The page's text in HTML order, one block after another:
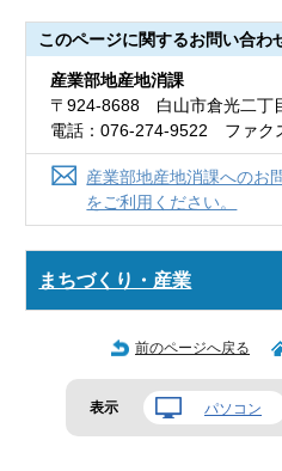
このページに関するお問い合わ
産業部地産地消課
〒924-8688 白山市倉光二丁
電話：076-274-9522 ファク
産業部地産地消課へのお
をご利用ください。
まちづくり・産業
前のページへ戻る
表示 パソコン